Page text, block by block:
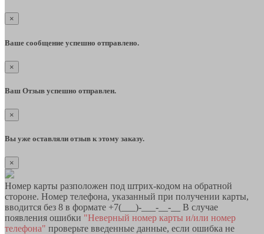
×
Ваше сообщение успешно отправлено.
×
Ваш Отзыв успешно отправлен.
×
Вы уже оставляли отзыв к этому заказу.
×
Номер карты разположен под штрих-кодом на обратной
стороне. Номер телефона, указанный при получении карты,
вводится без 8 в формате +7(___)-___-__-__ В случае
появления ошибки "Неверный номер карты и/или номер
телефона" проверьте введенные данные, если ошибка не